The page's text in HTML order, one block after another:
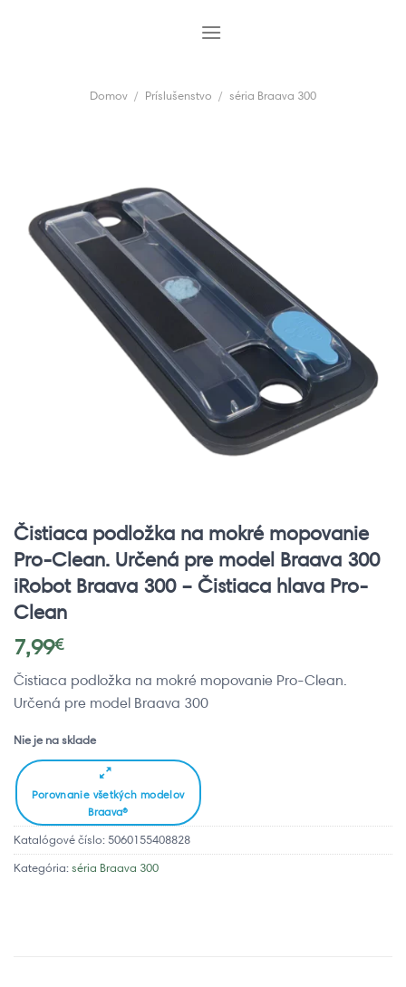
Domov / Príslušenstvo / séria Braava 300
Čistiaca podložka na mokré mopovanie
Pro-Clean. Určená pre model Braava 300
iRobot Braava 300 – Čistiaca hlava Pro-
Clean
7,99€
Čistiaca podložka na mokré mopovanie Pro-Clean.
Určená pre model Braava 300
Nie je na sklade
Porovnanie všetkých modelov
Braava®
Katalógové číslo: 5060155408828
Kategória: séria Braava 300